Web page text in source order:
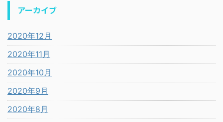
アーカイブ
2020年12月
2020年11月
2020年10月
2020年9月
2020年8月